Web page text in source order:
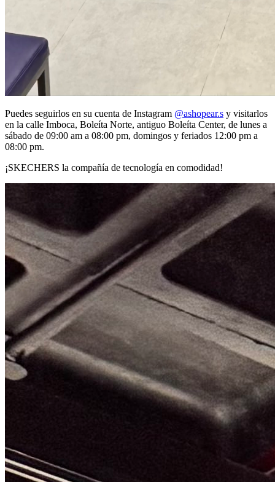
Puedes seguirlos en su cuenta de Instagram @ashopear.s y visitarlos
en la calle Imboca, Boleíta Norte, antiguo Boleíta Center, de lunes a
sábado de 09:00 am a 08:00 pm, domingos y feriados 12:00 pm a
08:00 pm.
¡SKECHERS la compañía de tecnología en comodidad!